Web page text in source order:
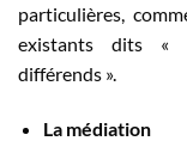
particulières,
existants dits «
différends ».
La médiation